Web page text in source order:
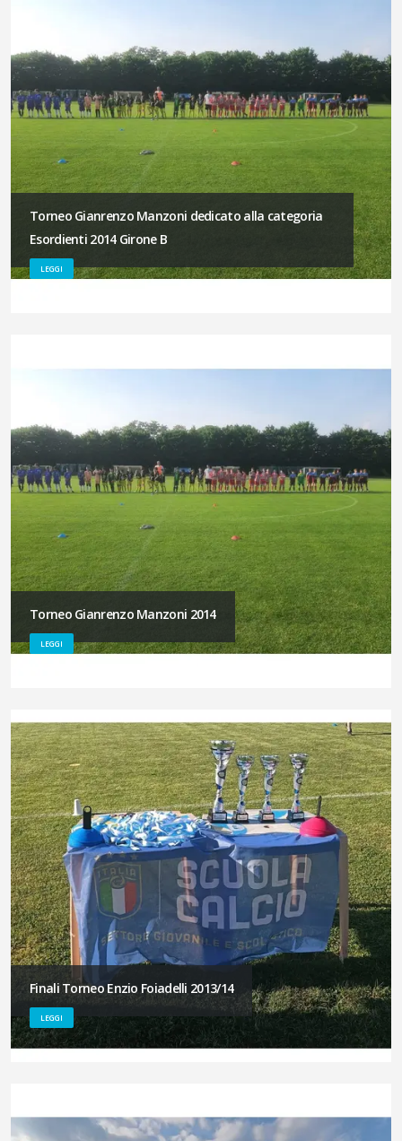
Torneo Gianrenzo Manzoni dedicato alla categoria
Esordienti 2014 Girone B
LEGGI
Torneo Gianrenzo Manzoni 2014
LEGGI
Finali Torneo Enzio Foiadelli 2013/14
LEGGI